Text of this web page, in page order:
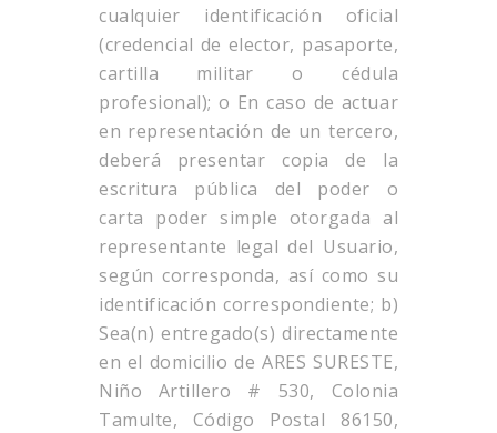
cualquier identificación oficial
(credencial de elector, pasaporte,
cartilla militar o cédula
profesional); o En caso de actuar
en representación de un tercero,
deberá presentar copia de la
escritura pública del poder o
carta poder simple otorgada al
representante legal del Usuario,
según corresponda, así como su
identificación correspondiente; b)
Sea(n) entregado(s) directamente
en el domicilio de ARES SURESTE,
Niño Artillero # 530, Colonia
Tamulte, Código Postal 86150,